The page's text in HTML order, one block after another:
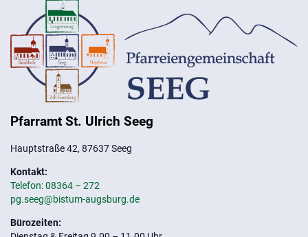
Pfarramt St. Ulrich Seeg
Hauptstraße 42, 87637 Seeg
Kontakt:
Telefon: 08364 – 272
pg.seeg@bistum-augsburg.de
Bürozeiten: